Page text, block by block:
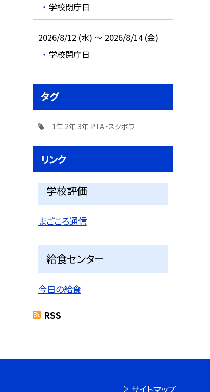
学校閉庁日
2026/8/12 (水) ～ 2026/8/14 (金)
学校閉庁日
タグ
1年 2年 3年 PTA・スクボラ
リンク
学校評価
まごころ通信
給食センター
今日の給食
RSS
サイトマップ